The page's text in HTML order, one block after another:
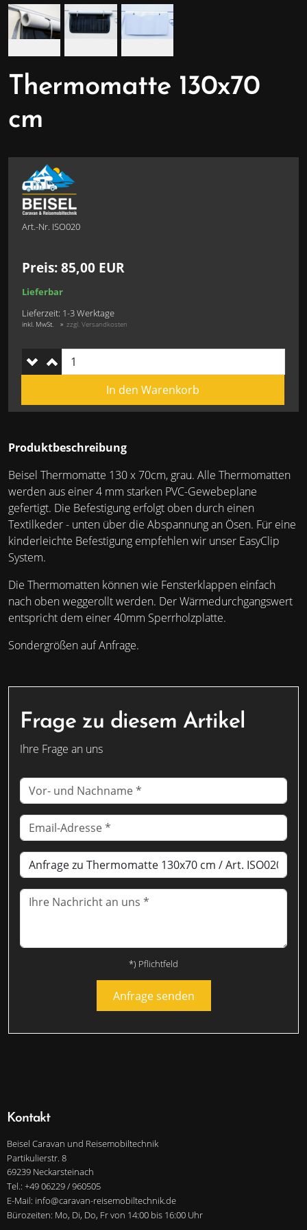
Thermomatte 130x70
cm
Art.-Nr. ISO020
Preis:85,00 EUR
Lieferbar
Lieferzeit: 1-3 Werktage
inkl. MwSt. zzgl. Versandkosten
Produktbeschreibung
Beisel Thermomatte 130 x 70cm, grau. Alle Thermomatten
werden aus einer 4 mm starken PVC-Gewebeplane
gefertigt. Die Befestigung erfolgt oben durch einen
Textilkeder - unten über die Abspannung an Ösen. Für eine
kinderleichte Befestigung empfehlen wir unser EasyClip
System.
Die Thermomatten können wie Fensterklappen einfach
nach oben weggerollt werden. Der Wärmedurchgangswert
entspricht dem einer 40mm Sperrholzplatte.
Sondergrößen auf Anfrage.
Frage zu diesem Artikel
Ihre Frage an uns
*) Pflichtfeld
Anfrage senden
Kontakt
Beisel Caravan und Reisemobiltechnik
Partikulierstr. 8
69239 Neckarsteinach
Tel.: +49 06229 / 960505
E-Mail: info@caravan-reisemobiltechnik.de
Bürozeiten: Mo, Di, Do, Fr von 14:00 bis 16:00 Uhr